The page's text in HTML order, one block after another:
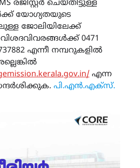
രജിസ്റ്റർ ചെയ്തിട്ടുള്ള
യോഗ്യതയുടെ
ജോലിയിലേക്ക്
0471
എന്നീ നമ്പറുകളിൽ
എന്ന
പി.എൻ.എക്‌സ്.